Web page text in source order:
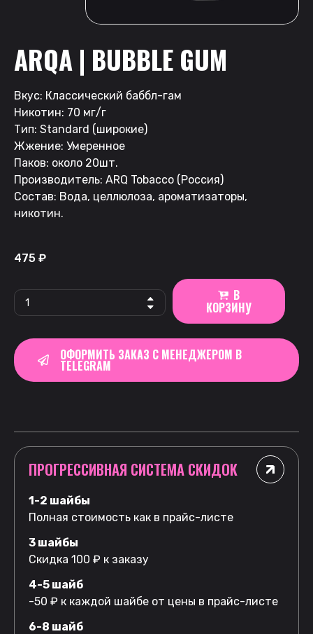
ARQA | BUBBLE GUM
Вкус: Классический баббл-гам
Никотин: 70 мг/г
Тип: Standard (широкие)
Жжение: Умеренное
Паков: около 20шт.
Производитель: ARQ Tobacco (Россия)
Состав: Вода, целлюлоза, ароматизаторы,
никотин.
475 ₽
В
КОРЗИНУ
ОФОРМИТЬ ЗАКАЗ С МЕНЕДЖЕРОМ В
TELEGRAM
ПРОГРЕССИВНАЯ СИСТЕМА СКИДОК
1-2 шайбы
Полная стоимость как в прайс-листе
3 шайбы
Скидка 100 ₽ к заказу
4-5 шайб
-50 ₽ к каждой шайбе от цены в прайс-листе
6-8 шайб